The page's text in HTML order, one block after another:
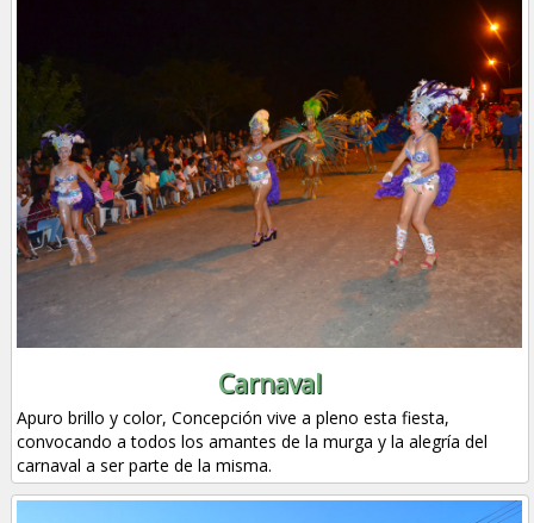
Carnaval
Apuro brillo y color, Concepción vive a pleno esta fiesta,
convocando a todos los amantes de la murga y la alegría del
carnaval a ser parte de la misma.